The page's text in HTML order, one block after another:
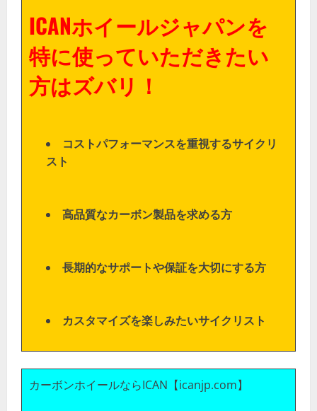
ICANホイールジャパンを
特に使っていただきたい
方はズバリ！
コストパフォーマンスを重視するサイクリ
スト
高品質なカーボン製品を求める方
長期的なサポートや保証を大切にする方
カスタマイズを楽しみたいサイクリスト
カーボンホイールならICAN【icanjp.com】